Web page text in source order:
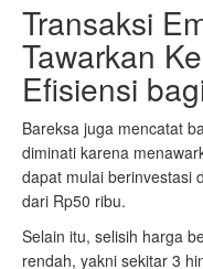
Transaksi
Tawarkan
Efisiensi
Bareksa juga mencatat
diminati karena
dapat mulai berinvestasi
dari Rp50 ribu.
Selain itu, selisih harga
rendah, yakni sekitar 3